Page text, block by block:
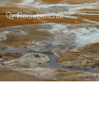
Reiseberichte